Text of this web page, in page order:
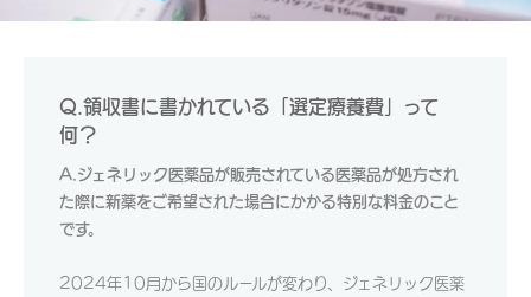
Q.領収書に書かれている「選定療養費」って
何？
A.ジェネリック医薬品が販売されている医薬品が処方され
た際に新薬をご希望された場合にかかる特別な料金のこと
です。
2024年10月から国のルールが変わり、ジェネリック医薬